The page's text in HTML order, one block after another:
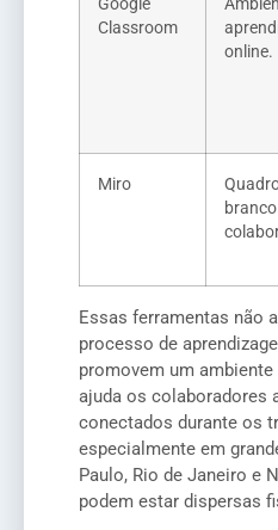
Classroom
online.
Miro
Essas ferramentas não
processo de
promovem um
ajuda os colaboradores
conectados durante os
especialmente em
Paulo, Rio de Janeiro e
podem estar dispersas